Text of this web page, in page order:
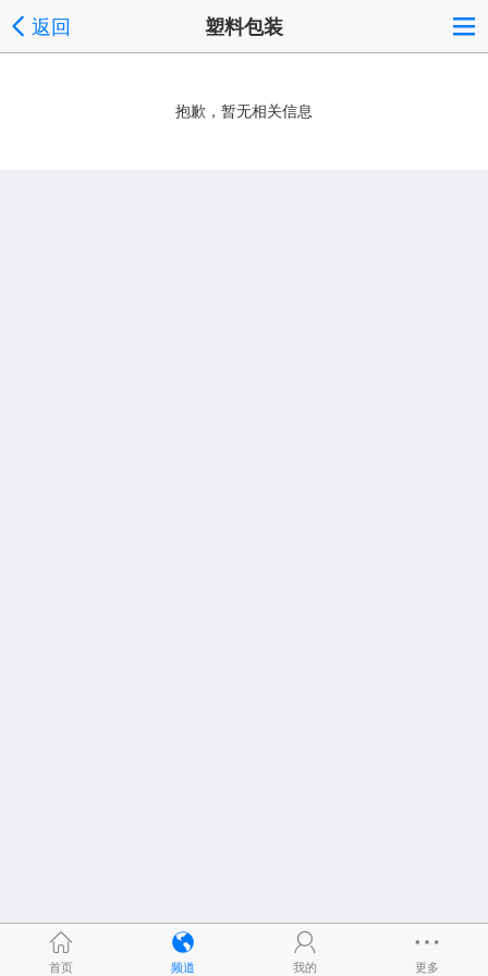
返回 塑料包装
抱歉，暂无相关信息
首页 频道 我的 更多